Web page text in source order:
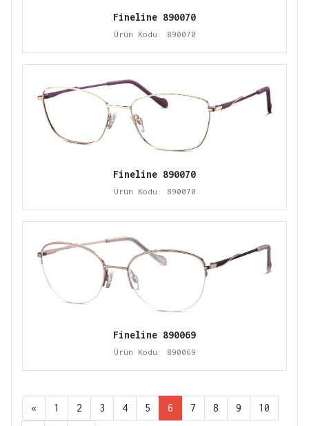
Fineline 890070
Ürün Kodu: 890070
Fineline 890070
Ürün Kodu: 890070
Fineline 890069
Ürün Kodu: 890069
« 1 2 3 4 5 6 7 8 9 10